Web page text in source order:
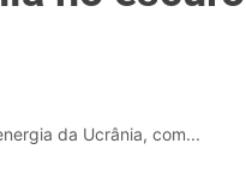
da Ucrânia, com...